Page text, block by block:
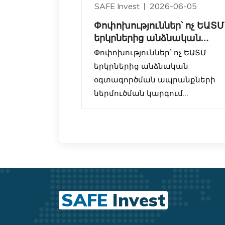
SAFE Invest 2026-06-05
Փոփոխություններ՝ ոչ ԵԱՏՄ
երկրներից անձնական
օգտագործման
ապրանքների ներ
Փոփոխություններ՝ ոչ ԵԱՏՄ
երկրներից անձնական
օգտագործման ապրանքների
ներմուծման կարգում
անձնական օգտագործման
SAFE Invest